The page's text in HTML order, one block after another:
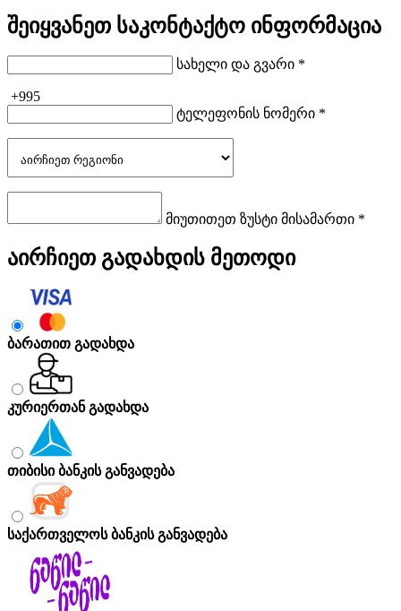
შეიყვანეთ საკონტაქტო ინფორმაცია
სახელი და გვარი *
+995
ტელეფონის ნომერი *
მიუთითეთ ზუსტი მისამართი *
აირჩიეთ გადახდის მეთოდი
ბარათით გადახდა
კურიერთან გადახდა
თიბისი ბანკის განვადება
საქართველოს ბანკის განვადება